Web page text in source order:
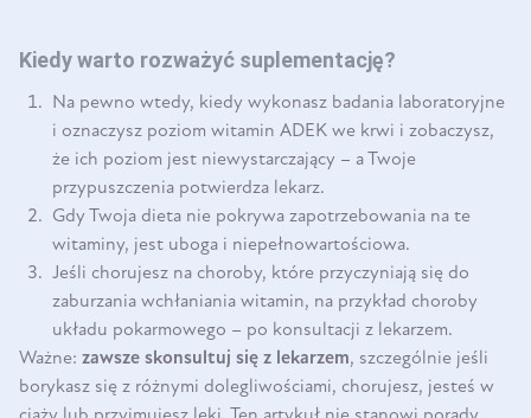
Kiedy warto rozważyć suplementację?
Na pewno wtedy, kiedy wykonasz badania laboratoryjne
i oznaczysz poziom witamin ADEK we krwi i zobaczysz,
że ich poziom jest niewystarczający – a Twoje
przypuszczenia potwierdza lekarz.
Gdy Twoja dieta nie pokrywa zapotrzebowania na te
witaminy, jest uboga i niepełnowartościowa.
Jeśli chorujesz na choroby, które przyczyniają się do
zaburzania wchłaniania witamin, na przykład choroby
układu pokarmowego – po konsultacji z lekarzem.
Ważne: zawsze skonsultuj się z lekarzem, szczególnie jeśli
borykasz się z różnymi dolegliwościami, chorujesz, jesteś w